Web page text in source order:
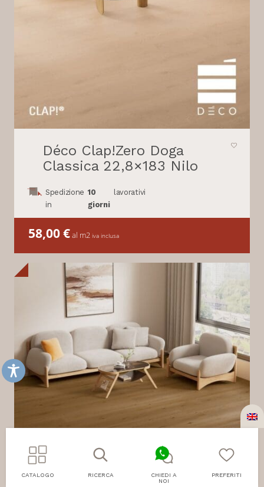
Déco Clap!Zero Doga
Classica 22,8×183 Nilo
Spedizione
in
10
giorni
lavorativi
58,00€al m2 iva inclusa
CATALOGO RICERCA
CHIEDI A
NOI
PREFERITI